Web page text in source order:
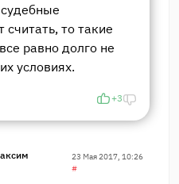
то такие
равно долго не
условиях.
+3
23 Мая 2017, 10:26
#